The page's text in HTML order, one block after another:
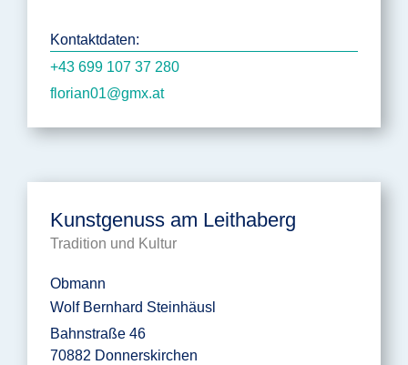
Kontaktdaten:
+43 699 107 37 280
florian01@gmx.at
Kunstgenuss am Leithaberg
Tradition und Kultur
Obmann
Wolf Bernhard Steinhäusl
Bahnstraße 46
70882 Donnerskirchen